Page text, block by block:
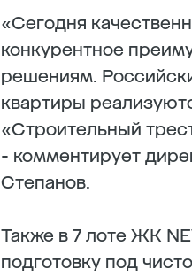
«Сегодня
конкурентное
решениям.
квартиры
«Строительный
- комментирует
Степанов.
Также в 7 лоте ЖК
подготовку под